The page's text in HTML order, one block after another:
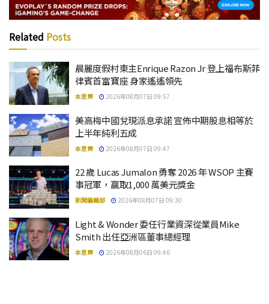
Related Posts
晨麗度假村東主Enrique Razon Jr 登上福布斯菲
律賓首富寶座 身家遙遙領先
本思齊 2026年08月07日 09:57
美高梅中國兌現派息承諾 宣佈中期股息相等於
上半年純利五成
本思齊 2026年08月07日 09:47
22 歲 Lucas Jumalon 勇奪 2026 年 WSOP 主賽
事冠軍，贏取1,000 萬美元獎金
新聞編輯部 2026年08月07日 09:30
Light & Wonder 委任行業資深從業員Mike
Smith 出任亞洲區董事總經理
本思齊 2026年08月06日 09:46